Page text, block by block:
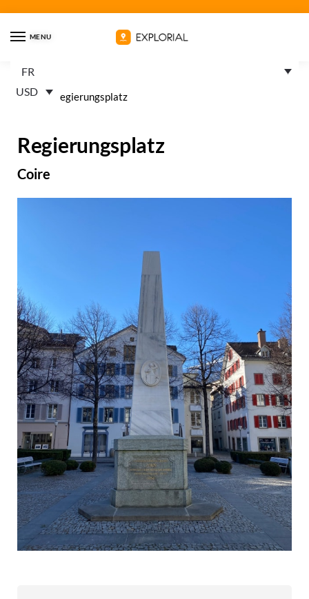
MENU
FR
USD
Home » Regierungsplatz
Regierungsplatz
Coire